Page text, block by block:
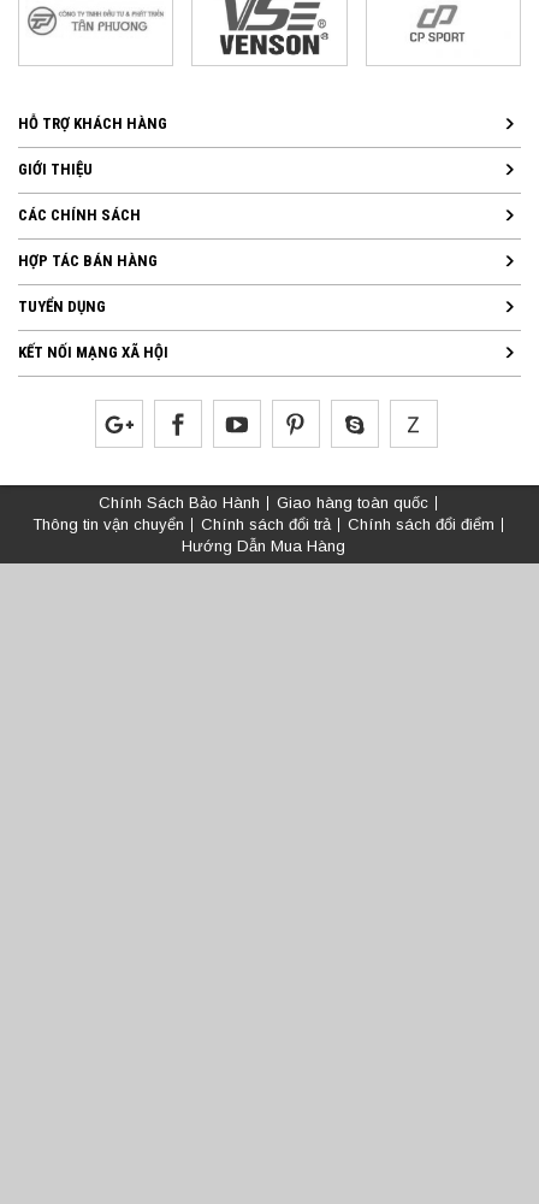
HỖ TRỢ KHÁCH HÀNG
GIỚI THIỆU
CÁC CHÍNH SÁCH
HỢP TÁC BÁN HÀNG
TUYỂN DỤNG
KẾT NỐI MẠNG XÃ HỘI
Chính Sách Bảo Hành
Giao hàng toàn quốc
Thông tin vận chuyển
Chính sách đổi trả
Chính sách đổi điểm
Hướng Dẫn Mua Hàng